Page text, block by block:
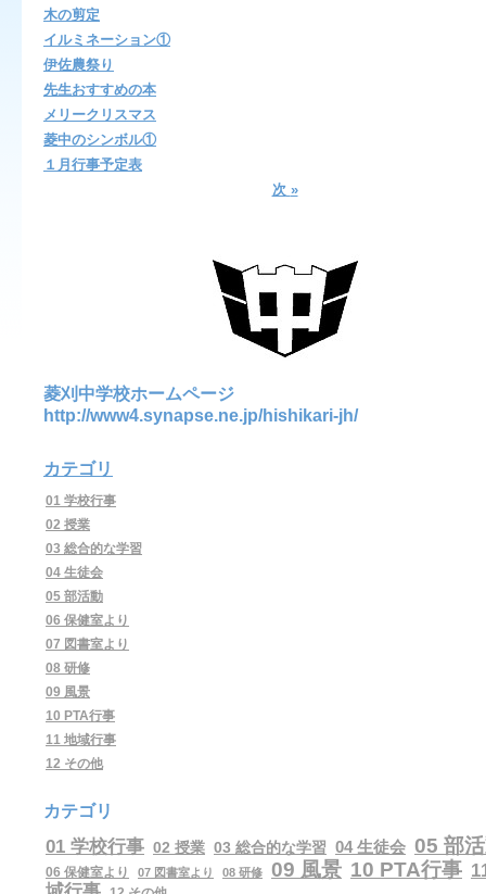
木の剪定
イルミネーション①
伊佐農祭り
先生おすすめの本
メリークリスマス
菱中のシンボル①
１月行事予定表
次 »
菱刈中学校ホームページ
http://www4.synapse.ne.jp/hishikari-jh/
カテゴリ
01 学校行事
02 授業
03 総合的な学習
04 生徒会
05 部活動
06 保健室より
07 図書室より
08 研修
09 風景
10 PTA行事
11 地域行事
12 その他
カテゴリ
01 学校行事 02 授業 03 総合的な学習 04 生徒会 05 部
06 保健室より 07 図書室より 08 研修 09 風景 10 PTA行事